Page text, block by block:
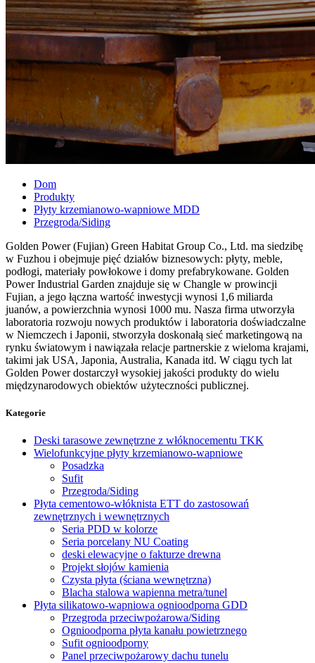
Dom
Produkty
Płyty krzemianowo-wapniowe MDD
Przegroda/Siding
Golden Power (Fujian) Green Habitat Group Co., Ltd. ma siedzibę
w Fuzhou i obejmuje pięć działów biznesowych: płyty, meble,
podłogi, materiały powłokowe i domy prefabrykowane. Golden
Power Industrial Garden znajduje się w Changle w prowincji
Fujian, a jego łączna wartość inwestycji wynosi 1,6 miliarda
juanów, a powierzchnia wynosi 1000 mu. Nasza firma utworzyła
laboratoria rozwoju nowych produktów i laboratoria doświadczalne
w Niemczech i Japonii, stworzyła doskonałą sieć marketingową na
rynku światowym i nawiązała relacje partnerskie z wieloma krajami,
takimi jak USA, Japonia, Australia, Kanada itd. W ciągu tych lat
Golden Power dostarczył wysokiej jakości produkty do wielu
międzynarodowych obiektów użyteczności publicznej.
Kategorie
Deski tarasowe zewnętrzne z włóknocementu TKK
Wielofunkcyjne płyty krzemianowo-wapniowe
Posadzka
Sufit
Przegroda/Siding
Płyta cementowo-włóknista ETT do zastosowań
zewnętrznych i wewnętrznych
Seria PDD w kolorze
Seria porcelany NU Coating
deski elewacyjne o fakturze drewna
Projekt słojów kamienia
Czysta płyta (ściana wewnętrzna)
Blacha stalowa wapienna metra/tunel
Płyta silikatowo-wapniowa ognioodporna GDD
Przegroda przeciwpożarowa/Siding
Ognioodporna płyta kanału powietrznego
Sufit ognioodporny
Panel przeciwpożarowy dachu tunelu